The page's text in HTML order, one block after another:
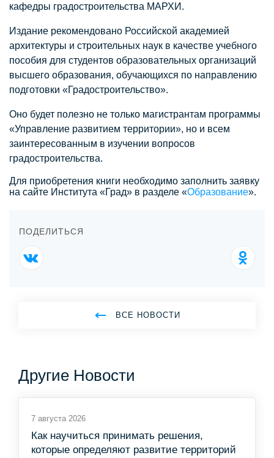
кафедры градостроительства МАРХИ.
Издание рекомендовано Российской академией
архитектуры и строительных наук в качестве учебного
пособия для студентов образовательных организаций
высшего образования, обучающихся по направлению
подготовки «Градостроительство».
Оно будет полезно не только магистрантам программы
«Управление развитием территории», но и всем
заинтересованным в изучении вопросов
градостроительства.
Для приобретения книги необходимо заполнить заявку
на сайте Института «Град» в разделе «Образование».
ВСЕ НОВОСТИ
ПОДЕЛИТЬСЯ
Другие Новости
7 августа 2026
Как научиться принимать решения,
которые определяют развитие территорий